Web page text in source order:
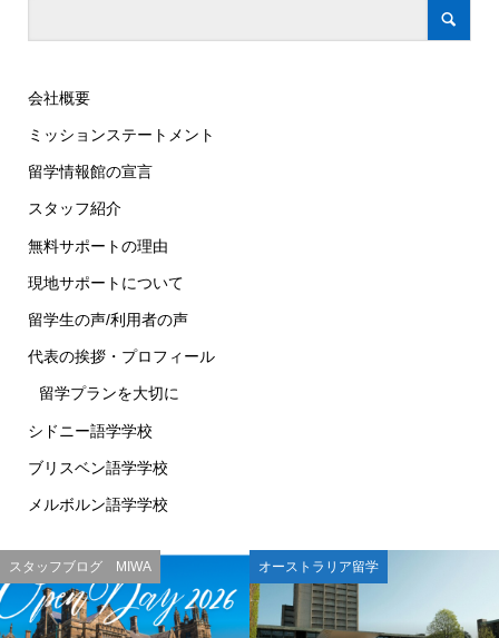
会社概要
ミッションステートメント
留学情報館の宣言
スタッフ紹介
無料サポートの理由
現地サポートについて
留学生の声/利用者の声
代表の挨拶・プロフィール
留学プランを大切に
シドニー語学学校
ブリスベン語学学校
メルボルン語学学校
スタッフブログ MIWA オーストラリア留学
電話 日本からの電話 LINE メール